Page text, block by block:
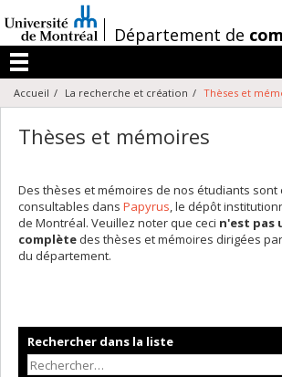
au
contenu
/Département de
Menu
Accueil La recherche et création Thèses et
Thèses et mémoires
Des thèses et mémoires de nos étudiants sont
consultables dans Papyrus, le dépôt
de Montréal. Veuillez noter que ceci n'est pas
complète des thèses et mémoires dirigées
du département.
Rechercher dans la liste